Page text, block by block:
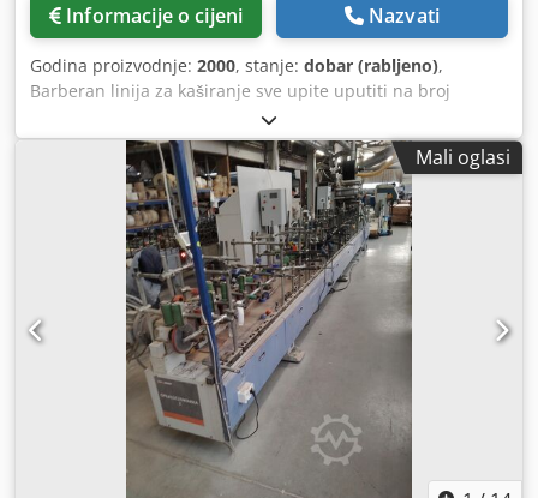
Informacije o cijeni Nazvati
Godina proizvodnje: 2000, stanje: dobar (rabljeno),
Barberan linija za kaširanje sve upite uputiti na broj
790800714 linija u neprekidnom radu maksimalna širina
laminacije - 1300 mm min. gr. 3 mm maksimalna debljina
40 mm maksimalna duljina elemenata 2800 mm
Dsdpeilqvrjfx Anmock minimalna duljina oko 600 mm
glatka kontrola brzine od stroja za četkanje, maksimalna
brzina 20 m / min. linija uključuje - automatsko učitavanje
Tommassinija (neispravan) - stroj za četkanje gore-dolje -
lampe za grijanje ispred valjaka ljepila gore i dolje -
Aplikator PVC ljepila - lampe za sušenje odozgo prema
dolje - linija čeličnih kalandera za prešanje - uz to linija
ima i kupljen stroj za krunjenje gornje površine (radne) -
može se jednostrano kaširati PP folijama
Mali oglasi